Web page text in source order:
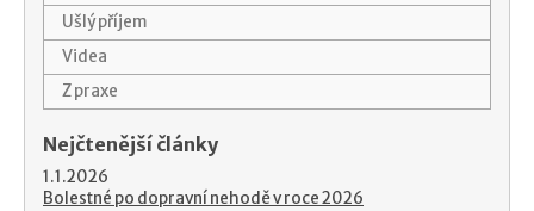
Ušlý příjem
Videa
Z praxe
Nejčtenější články
1.1.2026
Bolestné po dopravní nehodě v roce 2026